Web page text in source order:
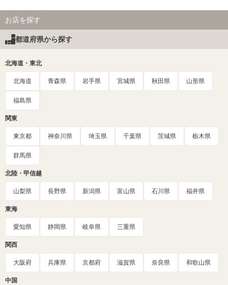
お店を探す
都道府県から探す
北海道・東北
北海道 青森県 岩手県 宮城県 秋田県 山形県
福島県
関東
東京都 神奈川県 埼玉県 千葉県 茨城県 栃木県
群馬県
北陸・甲信越
山梨県 長野県 新潟県 富山県 石川県 福井県
東海
愛知県 静岡県 岐阜県 三重県
関西
大阪府 兵庫県 京都府 滋賀県 奈良県 和歌山県
中国